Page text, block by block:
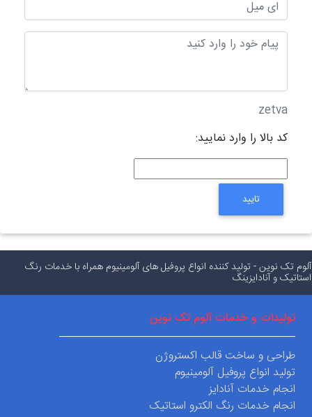
zetva
کد بالا را وارد نمایید:
تایید
تک نوین - تولید کننده انواع پروفیل های آلومینیوم همراه با خدمات رنگ
و آنادایزینگ
تولیدات و خدمات آلوم تک نوین
طراحی و ساخت قالب اکستروژن
تولید انواع پروفیل آلومینیوم
انجام خدمات آنادایز
انجام خدمات رنگ الکترو استاتیک